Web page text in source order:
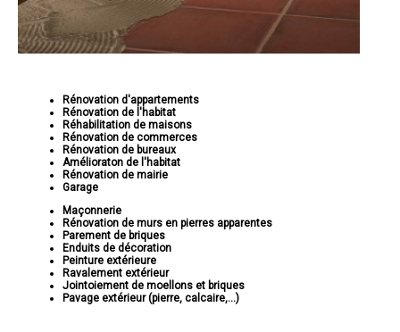
Rénovation d'appartements
Rénovation de l'habitat
Réhabilitation de maisons
Rénovation de commerces
Rénovation de bureaux
Amélioraton de l'habitat
Rénovation de mairie
Garage
Maçonnerie
Rénovation de murs en pierres apparentes
Parement de briques
Enduits de décoration
Peinture extérieure
Ravalement extérieur
Jointoiement de moellons et briques
Pavage extérieur (pierre, calcaire,...)